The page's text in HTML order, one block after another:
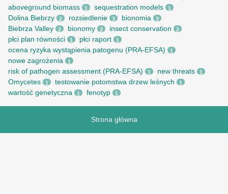
aboveground biomass 1 sequestration models 1
Dolina Biebrzy 2 rozsiedlenie 3 bionomia 3
Biebrza Valley 2 bionomy 2 insect conservation 2
płci plan równości 1 płci raport 1
ocena ryzyka wystąpienia patogenu (PRA-EFSA) 1
nowe zagrożenia 1
risk of pathogen assessment (PRA-EFSA) 1 new threats 1
Omycetes 1 testowanie potomstwa drzew leśnych 1
wartość genetyczna 1 fenotyp 1
Strona główna